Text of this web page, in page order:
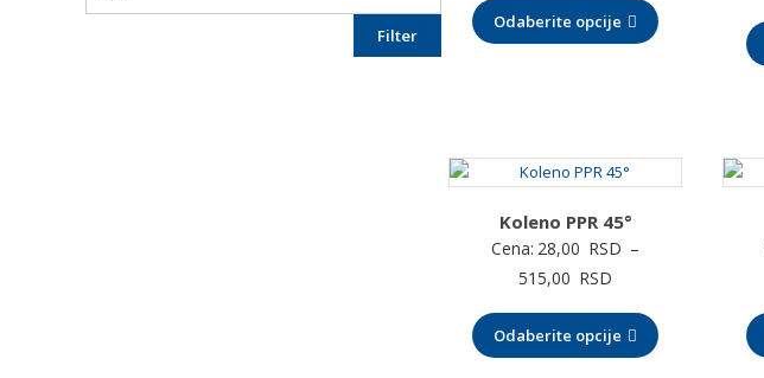
od
25,00 RSD
Odaberite opcije
Koleno PPR 45°
Cena: 28,00 RSD –
515,00 RSD
od
28,00 RSD
Odaberite opcije
Filter